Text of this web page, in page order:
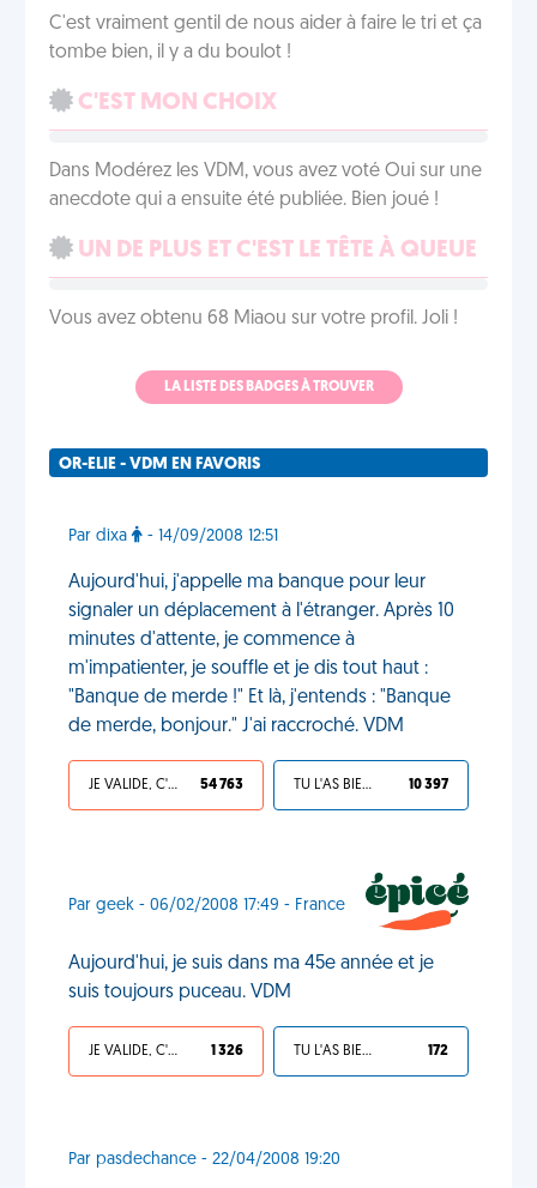
C'est vraiment gentil de nous aider à faire le tri et ça
tombe bien, il y a du boulot !
C'EST MON CHOIX
Dans Modérez les VDM, vous avez voté Oui sur une
anecdote qui a ensuite été publiée. Bien joué !
UN DE PLUS ET C'EST LE TÊTE À QUEUE
Vous avez obtenu 68 Miaou sur votre profil. Joli !
LA LISTE DES BADGES À TROUVER
OR-ELIE - VDM EN FAVORIS
Par dixa - 14/09/2008 12:51
Aujourd'hui, j'appelle ma banque pour leur
signaler un déplacement à l'étranger. Après 10
minutes d'attente, je commence à
m'impatienter, je souffle et je dis tout haut :
"Banque de merde !" Et là, j'entends : "Banque
de merde, bonjour." J'ai raccroché. VDM
JE VALIDE, C'EST UNE VDM 54 763 TU L'AS BIEN MÉRITÉ 10 397
Par geek - 06/02/2008 17:49 - France
Aujourd'hui, je suis dans ma 45e année et je
suis toujours puceau. VDM
JE VALIDE, C'EST UNE VDM 1 326 TU L'AS BIEN MÉRITÉ 172
Par pasdechance - 22/04/2008 19:20